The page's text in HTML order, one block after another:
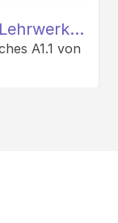
A1.1 von